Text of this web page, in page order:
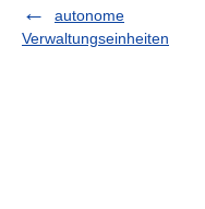
autonome
Verwaltungseinheiten